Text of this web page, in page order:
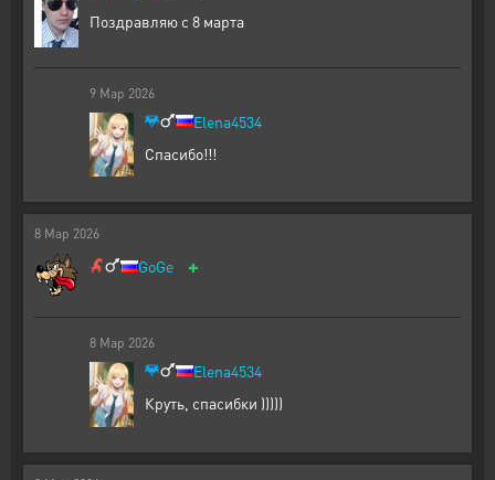
Поздравляю с 8 марта
9 Мар 2026
Elena4534
Спасибо!!!
8 Мар 2026
GoGe +
8 Мар 2026
Elena4534
Круть, спасибки )))))